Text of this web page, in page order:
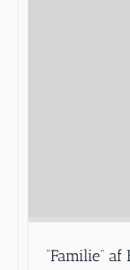
”Familie”